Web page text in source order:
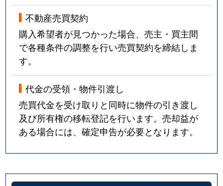
不動産売買契約
購入希望者が見つかった場合、売主・買主間
で各種条件の調整を行い売買契約を締結しま
す。
代金の受領・物件引渡し
売買代金を受け取りと同時に物件の引き渡し
及び所有権の移転登記を行います。売却益が
ある場合には、確定申告が必要となります。